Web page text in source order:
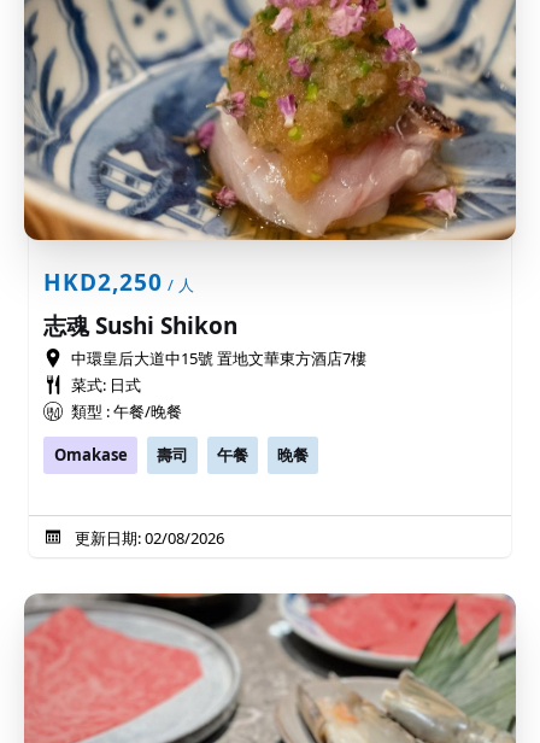
HKD2,250 / 人
志魂 Sushi Shikon
中環皇后大道中15號 置地文華東方酒店7樓
菜式: 日式
類型 : 午餐/晚餐
Omakase
壽司 午餐 晚餐
更新日期: 02/08/2026